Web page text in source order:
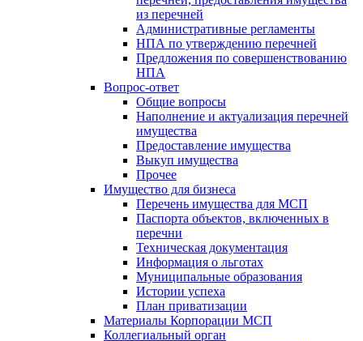
из перечней
Административные регламенты
НПА по утверждению перечней
Предложения по совершенствованию
НПА
Вопрос-ответ
Общие вопросы
Наполнение и актуализация перечней
имущества
Предоставление имущества
Выкуп имущества
Прочее
Имущество для бизнеса
Перечень имущества для МСП
Паспорта объектов, включенных в
перечни
Техническая документация
Информация о льготах
Муниципальные образования
Истории успеха
План приватизации
Материалы Корпорации МСП
Коллегиальный орган